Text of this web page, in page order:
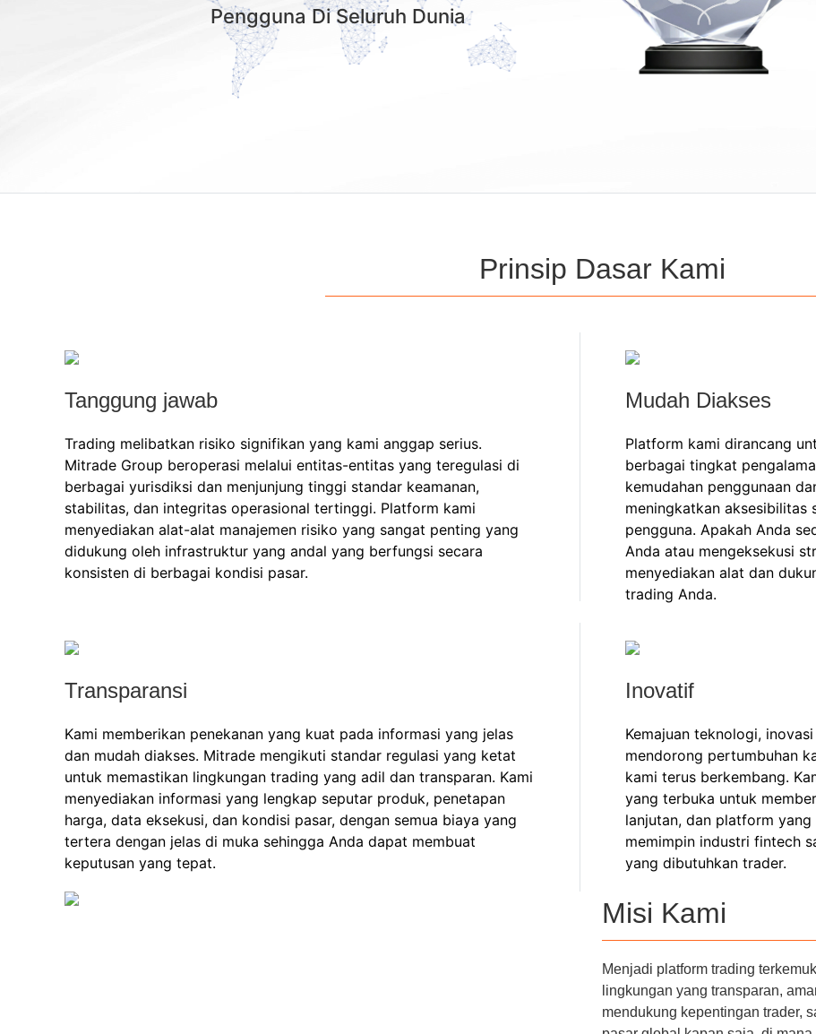
Pengguna Di Seluruh Dunia
Prinsip Dasar Kami
Tanggung jawab
Trading melibatkan risiko signifikan yang kami anggap serius.
Mitrade Group beroperasi melalui entitas-entitas yang teregulasi di
berbagai yurisdiksi dan menjunjung tinggi standar keamanan,
stabilitas, dan integritas operasional tertinggi. Platform kami
menyediakan alat-alat manajemen risiko yang sangat penting yang
didukung oleh infrastruktur yang andal yang berfungsi secara
konsisten di berbagai kondisi pasar.
Mudah Diakses
Platform kami dirancang
berbagai tingkat
kemudahan penggunaan
meningkatkan aksesibilitas
pengguna. Apakah Anda
Anda atau mengeksekusi
menyediakan alat dan
trading Anda.
Transparansi
Kami memberikan penekanan yang kuat pada informasi yang jelas
dan mudah diakses. Mitrade mengikuti standar regulasi yang ketat
untuk memastikan lingkungan trading yang adil dan transparan. Kami
menyediakan informasi yang lengkap seputar produk, penetapan
harga, data eksekusi, dan kondisi pasar, dengan semua biaya yang
tertera dengan jelas di muka sehingga Anda dapat membuat
keputusan yang tepat.
Inovatif
Kemajuan teknologi,
mendorong pertumbuhan
kami terus berkembang.
yang terbuka untuk
lanjutan, dan platform
memimpin industri fintech
yang dibutuhkan trader.
Misi Kami
Menjadi platform trading
lingkungan yang transparan,
mendukung kepentingan trader,